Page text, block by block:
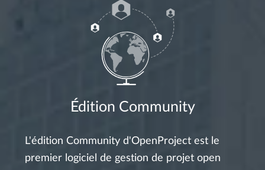
Édition Community
L'édition Community d'OpenProject est le
premier logiciel de gestion de projet open